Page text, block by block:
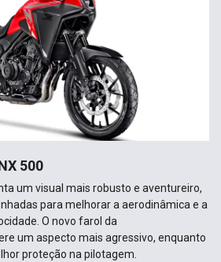
500
um visual mais robusto e aventureiro,
para melhorar a aerodinâmica e a
O novo farol da
um aspecto mais agressivo, enquanto
proteção na pilotagem.